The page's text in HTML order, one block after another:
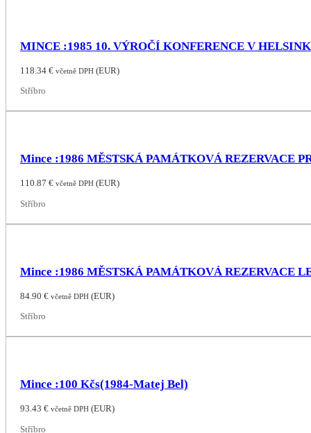
MINCE :1985 10. VÝROČÍ KONFERENCE V
118.34 € včetně DPH(EUR)
Stříbro
Mince :1986 MĚSTSKÁ PAMÁTKOVÁ REZERVACE
110.87 € včetně DPH(EUR)
Stříbro
Mince :1986 MĚSTSKÁ PAMÁTKOVÁ REZERVACE
84.90 € včetně DPH(EUR)
Stříbro
Mince :100 Kčs(1984-Matej Bel)
93.43 € včetně DPH(EUR)
Stříbro